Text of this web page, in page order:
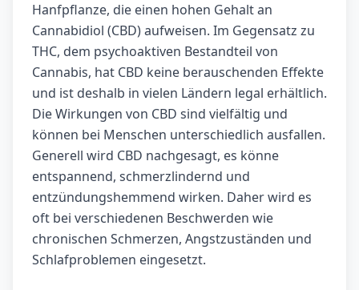
Hanfpflanze, die einen hohen Gehalt an
Cannabidiol (CBD) aufweisen. Im Gegensatz zu
THC, dem psychoaktiven Bestandteil von
Cannabis, hat CBD keine berauschenden Effekte
und ist deshalb in vielen Ländern legal erhältlich.
Die Wirkungen von CBD sind vielfältig und
können bei Menschen unterschiedlich ausfallen.
Generell wird CBD nachgesagt, es könne
entspannend, schmerzlindernd und
entzündungshemmend wirken. Daher wird es
oft bei verschiedenen Beschwerden wie
chronischen Schmerzen, Angstzuständen und
Schlafproblemen eingesetzt.